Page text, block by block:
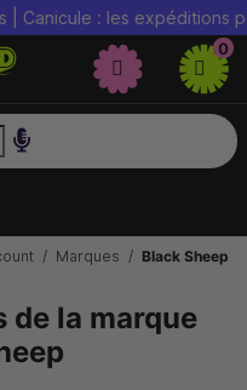
Canicule : les expéditions
0
Marques Black Sheep
de la marque